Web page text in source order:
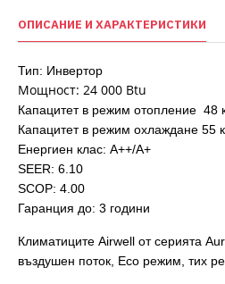
ОПИСАНИЕ И ХАРАКТЕРИСТИКИ
Тип: Инвертор
Moщност: 24 000 Btu
Капацитет в режим отопление 48
Капацитет в режим охлаждане 55
Енергиен клас: А++/A+
SEER: 6.10
SCOP: 4.00
Гаранция до: 3 години
Климатиците Airwell от серията
въздушен поток, Eco режим, тих